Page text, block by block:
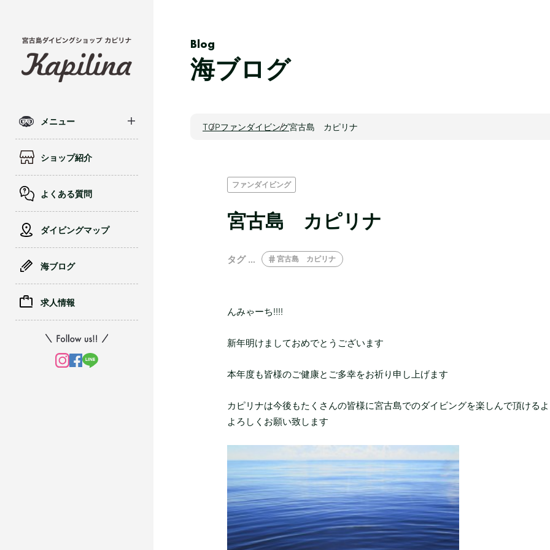
メニュー
ショップ紹介
よくある質問
ダイビングマップ
海ブログ
求人情報
Blog
海ブログ
TOPファンダイビング宮古島 カピリナ
ファンダイビング
宮古島 カピリナ
タグ … 宮古島 カピリナ
んみゃーち!!!!
新年明けましておめでとうございます
本年度も皆様のご健康とご多幸をお祈り申し上げます
カピリナは今後もたくさんの皆様に宮古島でのダイビングを楽しんで頂ける
よろしくお願い致します